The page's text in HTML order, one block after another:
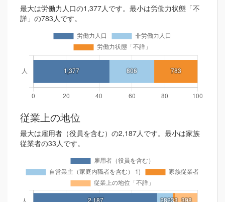
最大は労働力人口の1,377人です。最小は労働力状態「不
詳」の783人です。
従業上の地位
最大は雇用者（役員を含む）の2,187人です。最小は家族
従業者の33人です。